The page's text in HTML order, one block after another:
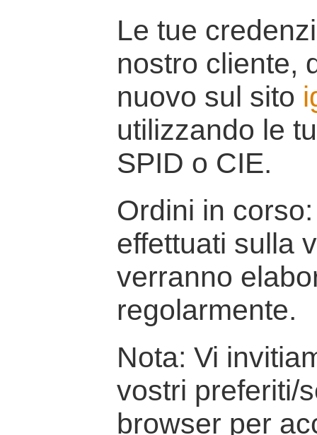
Le tue
nostro cliente,
nuovo sul sito
utilizzando le
SPID o CIE.
Ordini in
effettuati sulla
verranno
regolarmente.
Nota: Vi
vostri preferiti/
browser per